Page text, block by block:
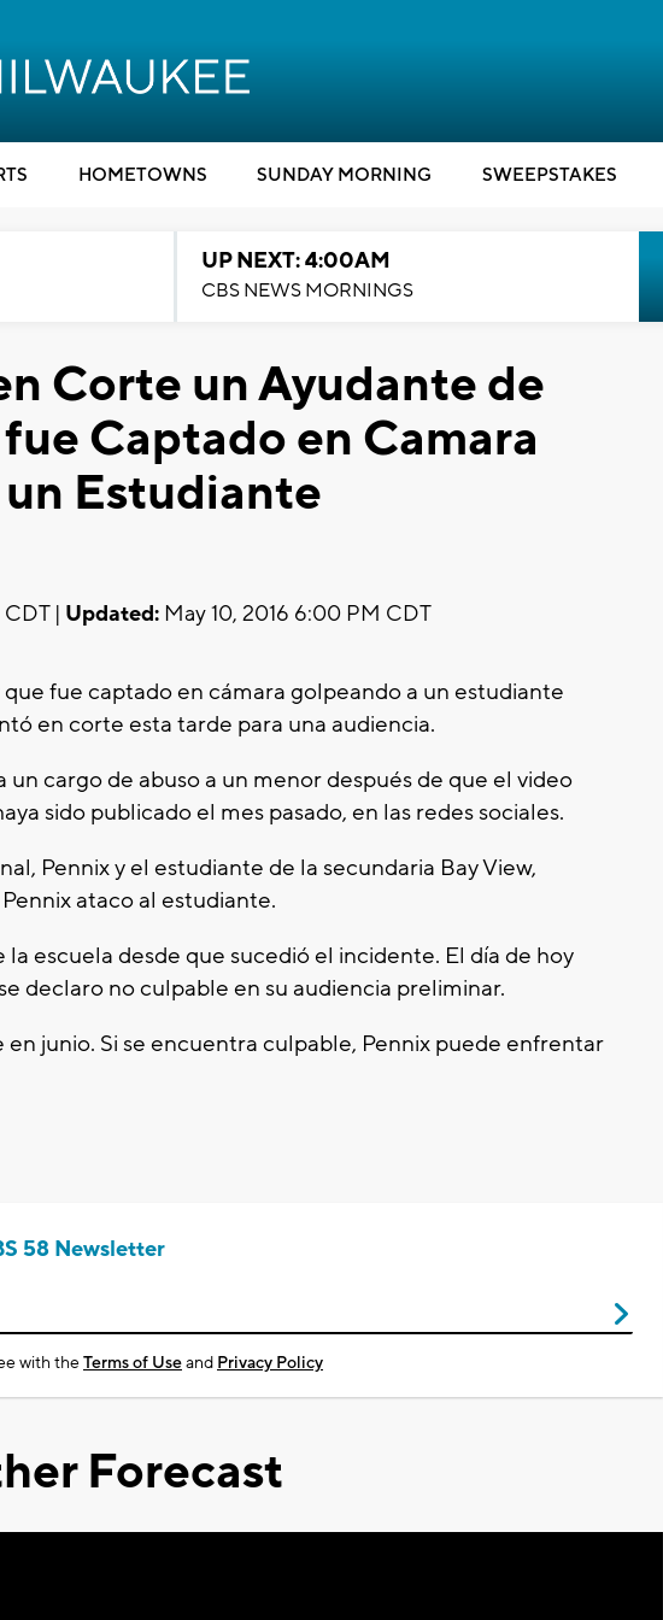
HOMETOWNS SUNDAY MORNING SWEEPSTAKES
UP NEXT: 4:00AM
CBS NEWS MORNINGS
Corte un Ayudante de
Captado en Camara
Estudiante
| Updated: May 10, 2016 6:00 PM CDT
fue captado en cámara golpeando a un estudiante
en corte esta tarde para una audiencia.
un cargo de abuso a un menor después de que el video
sido publicado el mes pasado, en las redes sociales.
Pennix y el estudiante de la secundaria Bay View,
ataco al estudiante.
la escuela desde que sucedió el incidente. El día de hoy
declaro no culpable en su audiencia preliminar.
en junio. Si se encuentra culpable, Pennix puede enfrentar
58 Newsletter
with theTerms of Useand Privacy Policy
Forecast